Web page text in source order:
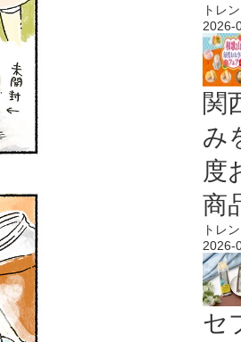
トレ
2026-
関
み
度
商
トレ
2026-
セ